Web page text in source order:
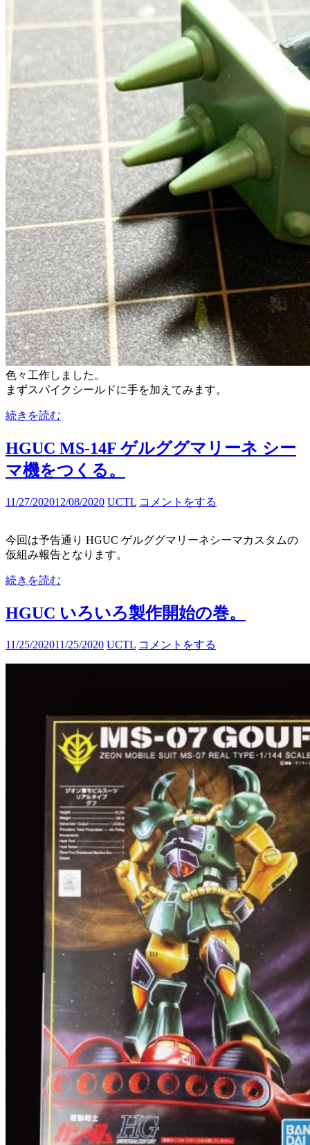
色々工作しました。
まずスパイクシールドに手を加えてみます。
続きを読む
HGUC MS-14F ゲルググマリーネ シー
マ機をつくる。
11/27/202012/08/2020 UCTL コメントをする
今回は予告通り HGUC ゲルググマリーネシーマカスタムの
仮組み報告となります。
続きを読む
HGUC いろいろ製作開始の巻。
11/25/202011/25/2020 UCTL コメントをする